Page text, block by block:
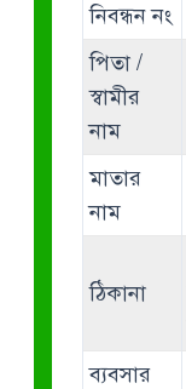
নিবন্ধন নং
পিতা /
স্বামীর
নাম
মাতার
নাম
ঠিকানা
ব্যবসার